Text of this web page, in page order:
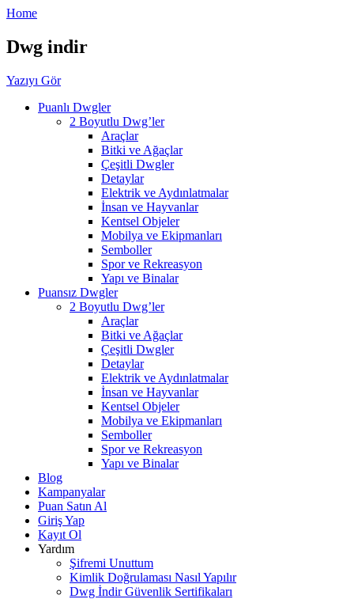
Home
Dwg indir
Yazıyı Gör
Puanlı Dwgler
2 Boyutlu Dwg’ler
Araçlar
Bitki ve Ağaçlar
Çeşitli Dwgler
Detaylar
Elektrik ve Aydınlatmalar
İnsan ve Hayvanlar
Kentsel Objeler
Mobilya ve Ekipmanları
Semboller
Spor ve Rekreasyon
Yapı ve Binalar
Puansız Dwgler
2 Boyutlu Dwg’ler
Araçlar
Bitki ve Ağaçlar
Çeşitli Dwgler
Detaylar
Elektrik ve Aydınlatmalar
İnsan ve Hayvanlar
Kentsel Objeler
Mobilya ve Ekipmanları
Semboller
Spor ve Rekreasyon
Yapı ve Binalar
Blog
Kampanyalar
Puan Satın Al
Giriş Yap
Kayıt Ol
Yardım
Şifremi Unuttum
Kimlik Doğrulaması Nasıl Yapılır
Dwg İndir Güvenlik Sertifikaları